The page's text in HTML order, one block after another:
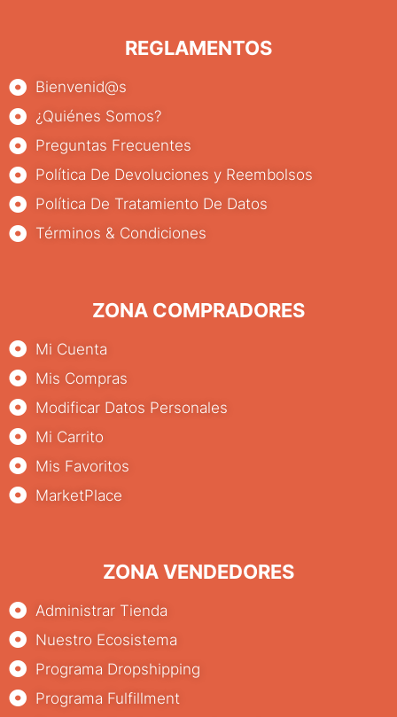
REGLAMENTOS
Bienvenid@s
¿Quiénes Somos?
Preguntas Frecuentes
Política De Devoluciones y Reembolsos
Política De Tratamiento De Datos
Términos & Condiciones
ZONA COMPRADORES
Mi Cuenta
Mis Compras
Modificar Datos Personales
Mi Carrito
Mis Favoritos
MarketPlace
ZONA VENDEDORES
Administrar Tienda
Nuestro Ecosistema
Programa Dropshipping
Programa Fulfillment